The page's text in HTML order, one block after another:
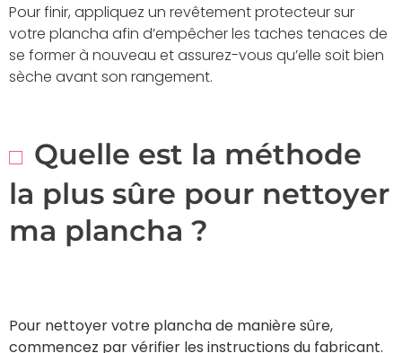
Pour finir, appliquez un revêtement protecteur sur
votre plancha afin d’empêcher les taches tenaces de
se former à nouveau et assurez-vous qu’elle soit bien
sèche avant son rangement.
Quelle est la méthode
la plus sûre pour nettoyer
ma plancha ?
Pour nettoyer votre plancha de manière sûre,
commencez par vérifier les instructions du fabricant.